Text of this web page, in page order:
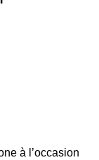
à l’occasion